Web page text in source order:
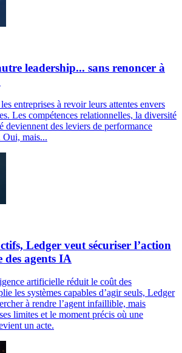
leadership... sans renoncer à
entreprises à revoir leurs attentes envers
Les compétences relationnelles, la diversité
deviennent des leviers de performance
Oui, mais...
Ledger veut sécuriser l’action
des agents IA
artificielle réduit le coût des
les systèmes capables d’agir seuls, Ledger
à rendre l’agent infaillible, mais
limites et le moment précis où une
un acte.